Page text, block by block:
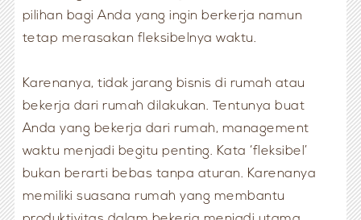
pilihan bagi Anda yang ingin berkerja namun
tetap merasakan fleksibelnya waktu.
Karenanya, tidak jarang bisnis di rumah atau
bekerja dari rumah dilakukan. Tentunya buat
Anda yang bekerja dari rumah, management
waktu menjadi begitu penting. Kata ‘fleksibel’
bukan berarti bebas tanpa aturan. Karenanya
memiliki suasana rumah yang membantu